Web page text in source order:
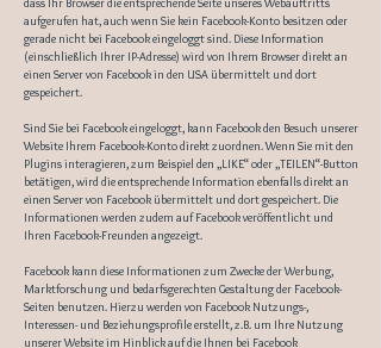
aufgerufen hat, auch wenn Sie kein Facebook-Konto besitzen oder
gerade nicht bei Facebook eingeloggt sind. Diese Information
(einschließlich Ihrer IP-Adresse) wird von Ihrem Browser direkt an
einen Server von Facebook in den USA übermittelt und dort
gespeichert.
Sind Sie bei Facebook eingeloggt, kann Facebook den Besuch unserer
Website Ihrem Facebook-Konto direkt zuordnen. Wenn Sie mit den
Plugins interagieren, zum Beispiel den „LIKE“ oder „TEILEN“-Button
betätigen, wird die entsprechende Information ebenfalls direkt an
einen Server von Facebook übermittelt und dort gespeichert. Die
Informationen werden zudem auf Facebook veröffentlicht und
Ihren Facebook-Freunden angezeigt.
Facebook kann diese Informationen zum Zwecke der Werbung,
Marktforschung und bedarfsgerechten Gestaltung der Facebook-
Seiten benutzen. Hierzu werden von Facebook Nutzungs-,
Interessen- und Beziehungsprofile erstellt, z.B. um Ihre Nutzung
unserer Website im Hinblick auf die Ihnen bei Facebook